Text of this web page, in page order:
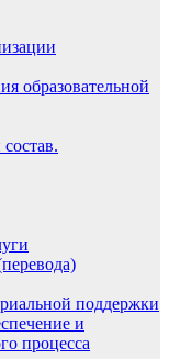
образовательной
поддержки
и
процесса